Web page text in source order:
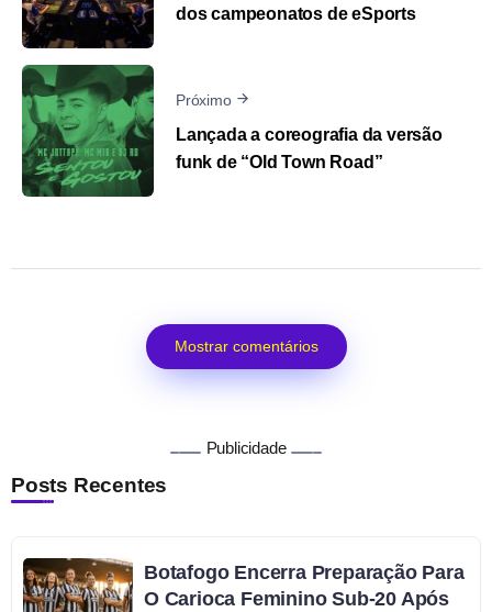
dos campeonatos de eSports
Próximo
Lançada a coreografia da versão
funk de “Old Town Road”
Mostrar comentários
Publicidade
Posts Recentes
Botafogo Encerra Preparação Para
O Carioca Feminino Sub-20 Após